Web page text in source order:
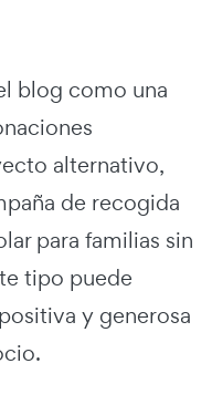
blog como una
alternativo,
de recogida
para familias sin
tipo puede
y generosa